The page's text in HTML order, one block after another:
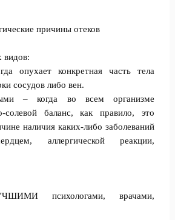
причины отеков
видов:
опухает конкретная часть тела
сосудов либо вен.
– когда во всем организме
солевой баланс, как правило, это
наличия каких-либо заболеваний
аллергической реакции,
психологами, врачами,